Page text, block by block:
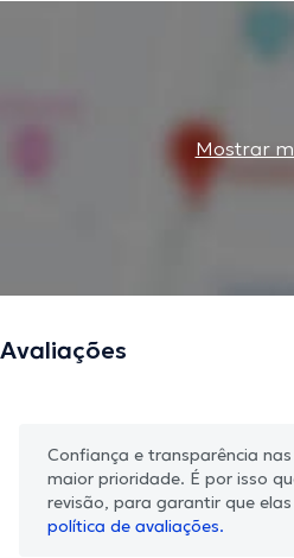
Mostrar
Avaliações
Confiança e transparência
maior prioridade. É por isso
revisão, para garantir que
política de avaliações.